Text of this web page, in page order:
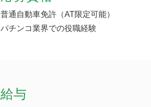
普通自動車免許（AT限定可能）
パチンコ業界での役職経験
給与